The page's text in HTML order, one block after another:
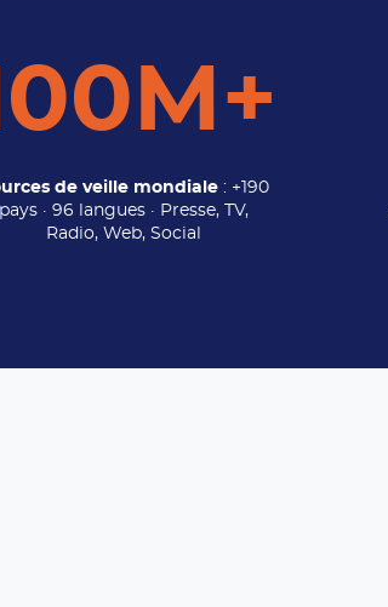
de veille mondiale: +190
pays · 96 langues · Presse, TV,
Radio, Web, Social